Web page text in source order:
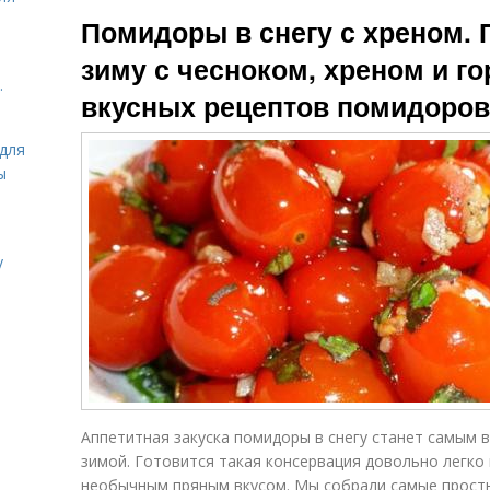
хреном
хреном
Помидор в снегу
Помидоры с
горчицей
Новогодние
помидоры
Соленые
помидоры
Помидоры с
французской
горчицей
Помидоры с
луком
Зеленые
помидоры
домашних
условиях
Помидоры в снегу с хреном.
зиму с чесноком, хреном и
вкусных рецептов
Аппетитная закуска помидоры в снегу станет самым
зимой. Готовится такая консервация довольно
необычным пряным вкусом. Мы собрали самые